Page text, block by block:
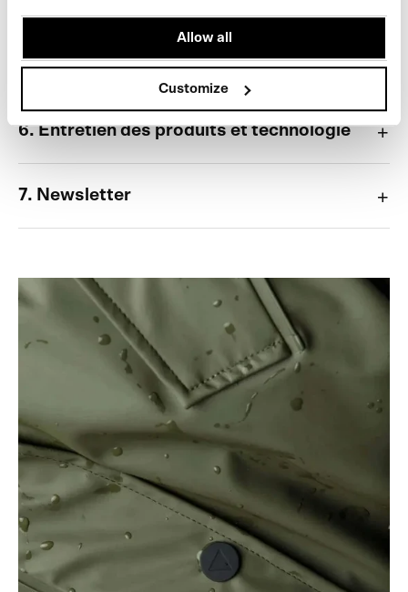
Allow all
Customize
5. Garantie et réparations
6. Entretien des produits et technologie
7. Newsletter